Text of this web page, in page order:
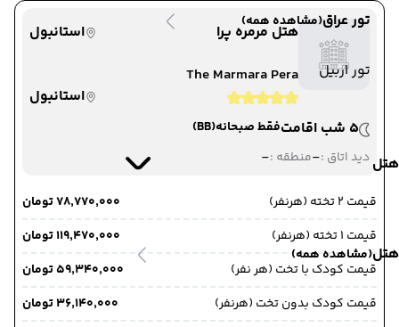
تور عراق(مشاهده همه)
تور اربیل
هتل
هتل(مشاهده همه)
هتل مرمره پرا
استانبول
The Marmara Pera
استانبول
5 شب اقامت
فقط صبحانه(BB)
دید اتاق :-منطقه :-
قیمت 2 تخته (هرنفر)
۷۸٬۷۷۰٬۰۰۰ تومان
قیمت 1 تخته (هرنفر)
۱۱۹٬۴۷۰٬۰۰۰ تومان
قیمت کودک با تخت (هر نفر)
۵۹٬۳۴۰٬۰۰۰ تومان
قیمت کودک بدون تخت (هرنفر)
۳۶٬۱۴۰٬۰۰۰ تومان